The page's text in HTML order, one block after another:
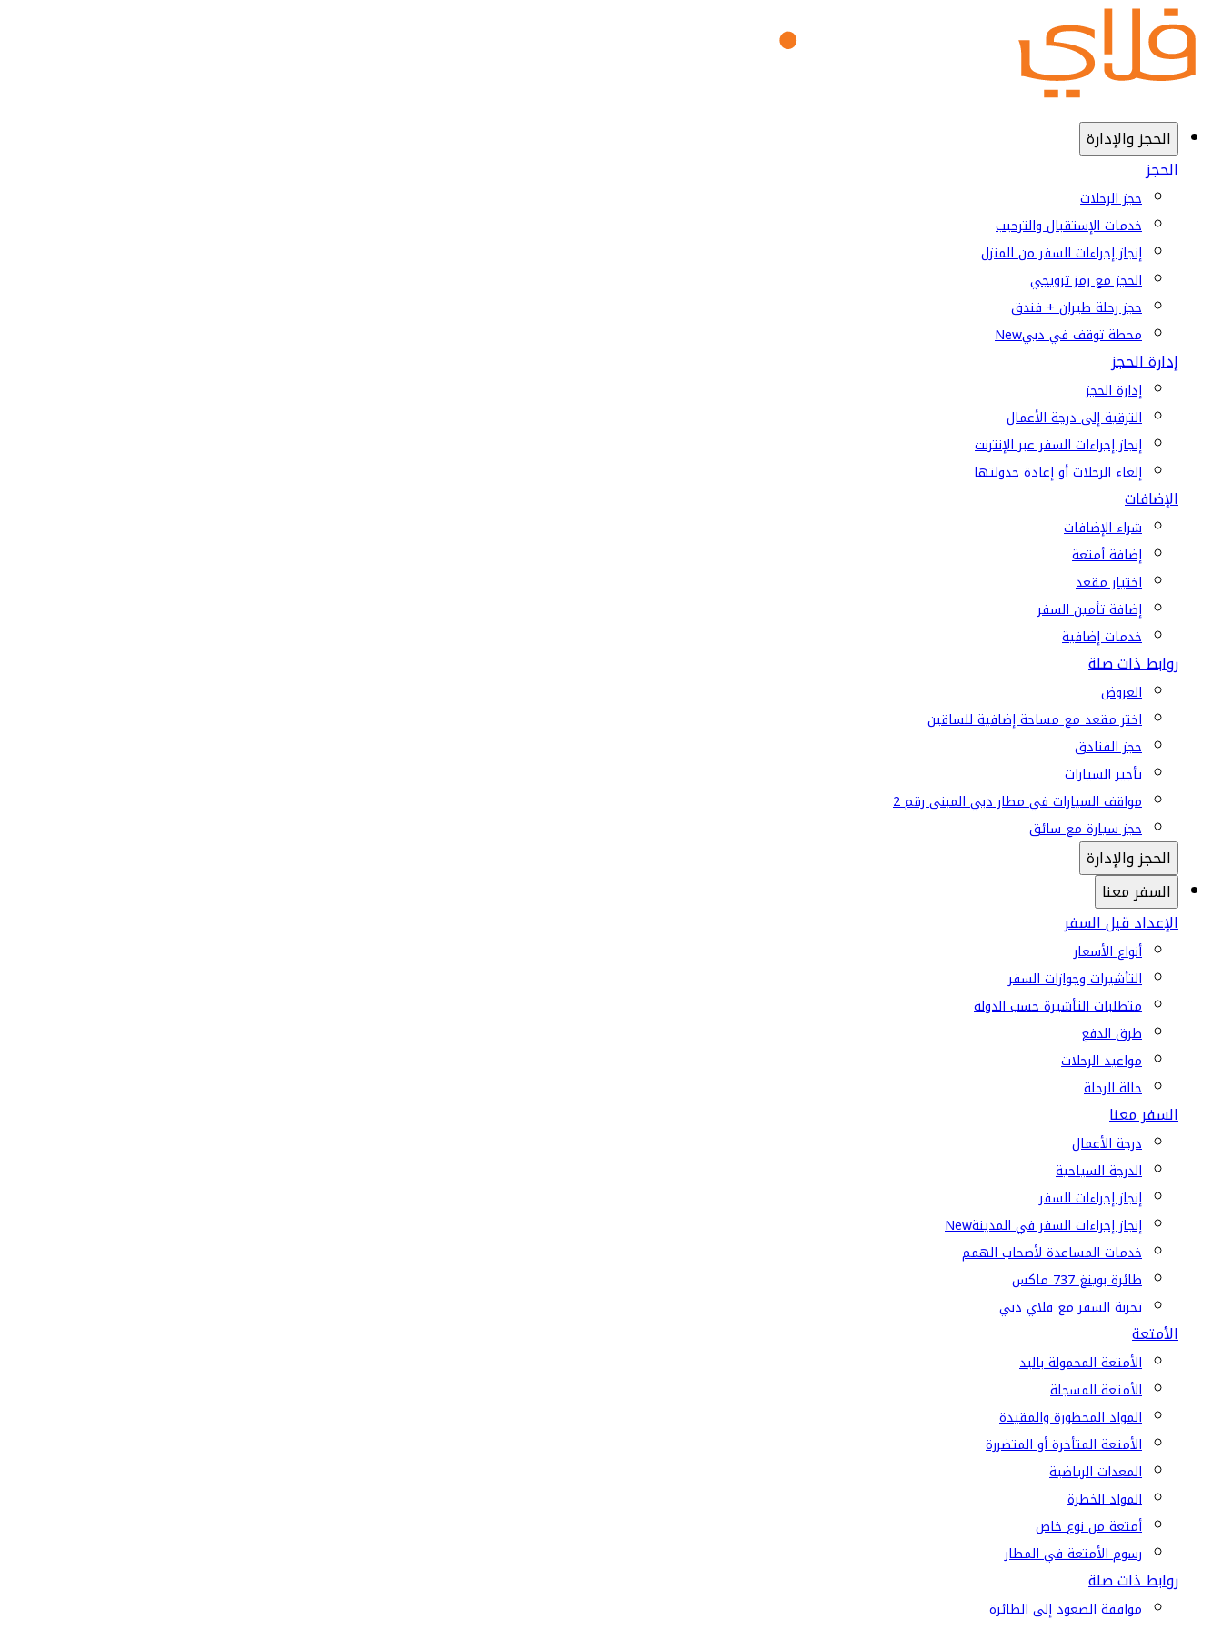
الحجز والإدارة
الحجز
حجز الرحلات
خدمات الإستقبال والترحيب
إنجاز إجراءات السفر من المنزل
الحجز مع رمز ترويجي
حجز رحلة طيران + فندق
محطة توقف في دبيNew
إدارة الحجز
إدارة الحجز
الترقية إلى درجة الأعمال
إنجاز إجراءات السفر عبر الإنترنت
إلغاء الرحلات أو إعادة جدولتها
الإضافات
شراء الإضافات
إضافة أمتعة
اختيار مقعد
إضافة تأمين السفر
خدمات إضافية
روابط ذات صلة
العروض
اختر مقعد مع مساحة إضافية للساقين
حجز الفنادق
تأجير السيارات
مواقف السيارات في مطار دبي المبنى رقم 2
حجز سيارة مع سائق
الحجز والإدارة
السفر معنا
الإعداد قبل السفر
أنواع الأسعار
التأشيرات وجوازات السفر
متطلبات التأشيرة حسب الدولة
طرق الدفع
مواعيد الرحلات
حالة الرحلة
السفر معنا
درجة الأعمال
الدرجة السياحية
إنجاز إجراءات السفر
إنجاز إجراءات السفر في المدينةNew
خدمات المساعدة لأصحاب الهمم
طائرة بوينغ 737 ماكس
تجربة السفر مع فلاي دبي
الأمتعة
الأمتعة المحمولة باليد
الأمتعة المسجلة
المواد المحظورة والمقيدة
الأمتعة المتأخرة أو المتضررة
المعدات الرياضية
المواد الخطرة
أمتعة من نوع خاص
رسوم الأمتعة في المطار
روابط ذات صلة
موافقة الصعود إلى الطائرة